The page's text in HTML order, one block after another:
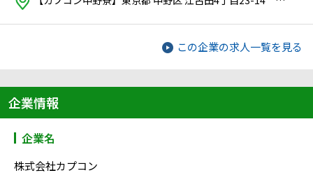
この企業の求人一覧を見る
企業情報
企業名
株式会社カプコン